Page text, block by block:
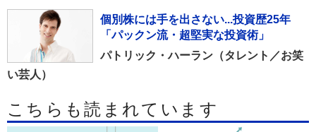
個別株には手を出さない...投資歴25年
「パックン流・超堅実な投資術」
パトリック・ハーラン（タレント／お笑
い芸人）
こちらも読まれています